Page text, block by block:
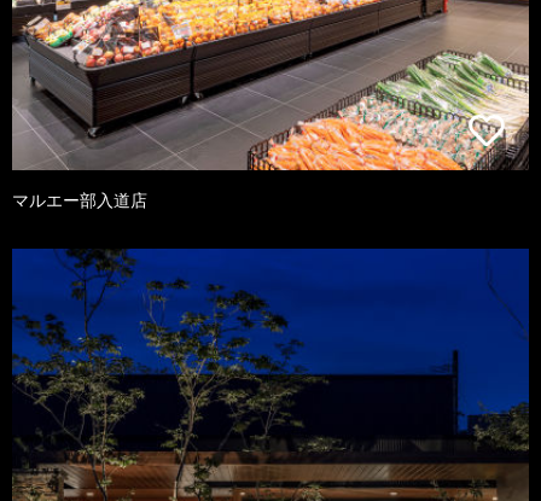
マルエー部入道店